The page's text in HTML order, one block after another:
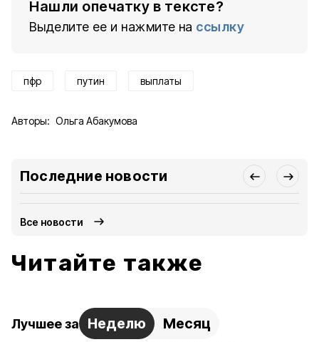
Нашли опечатку в тексте?
Выделите ее и нажмите на ссылку
пфр путин выплаты
Авторы: Ольга Абакумова
Последние новости
Все новости
Читайте также
Лучшее за Неделю Месяц